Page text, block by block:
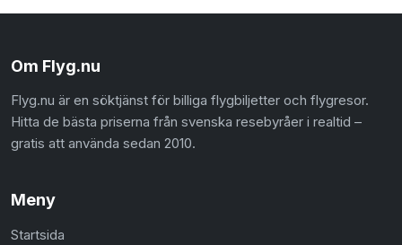
Om Flyg.nu
Flyg.nu är en söktjänst för billiga flygbiljetter och flygresor.
Hitta de bästa priserna från svenska resebyråer i realtid –
gratis att använda sedan 2010.
Meny
Startsida